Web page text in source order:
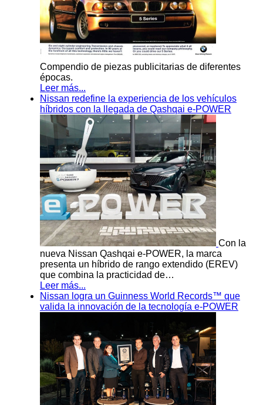
Compendio de piezas publicitarias de diferentes
épocas.
Leer más...
Nissan redefine la experiencia de los vehículos
híbridos con la llegada de Qashqai e-POWER
Con la
nueva Nissan Qashqai e-POWER, la marca
presenta un híbrido de rango extendido (EREV)
que combina la practicidad de…
Leer más...
Nissan logra un Guinness World Records™ que
valida la innovación de la tecnología e-POWER